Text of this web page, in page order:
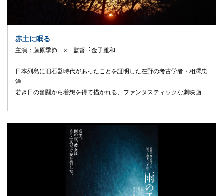
赤土に眠る
主演：藤原季節 × 監督︓⾦⼦雅和
⽇本列島に旧⽯器時代があったことを証明した在野の考古学者・相澤忠
洋
若き⽇の奮闘から着想を得て描かれる、ファンタスティックな劇映画